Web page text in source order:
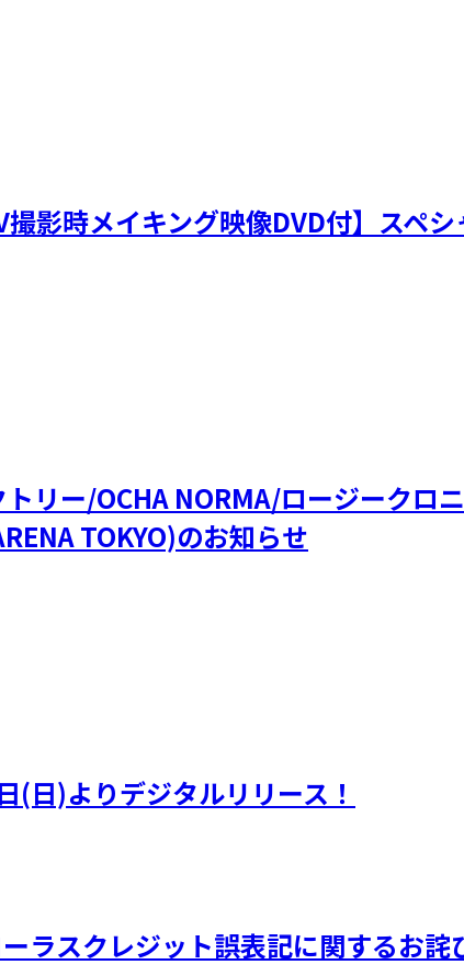
影時メイキング映像DVD付】スペ
ー/OCHA NORMA/ロージークロ
TOKYO)のお知らせ
(日)よりデジタルリリース！
ラスクレジット誤表記に関するお詫